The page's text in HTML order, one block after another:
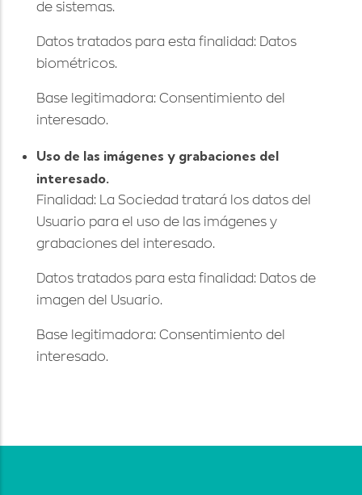
de sistemas.
Datos tratados para esta finalidad: Datos
biométricos.
Base legitimadora: Consentimiento del
interesado.
Uso de las imágenes y grabaciones del
interesado.
Finalidad: La Sociedad tratará los datos del
Usuario para el uso de las imágenes y
grabaciones del interesado.
Datos tratados para esta finalidad: Datos de
imagen del Usuario.
Base legitimadora: Consentimiento del
interesado.